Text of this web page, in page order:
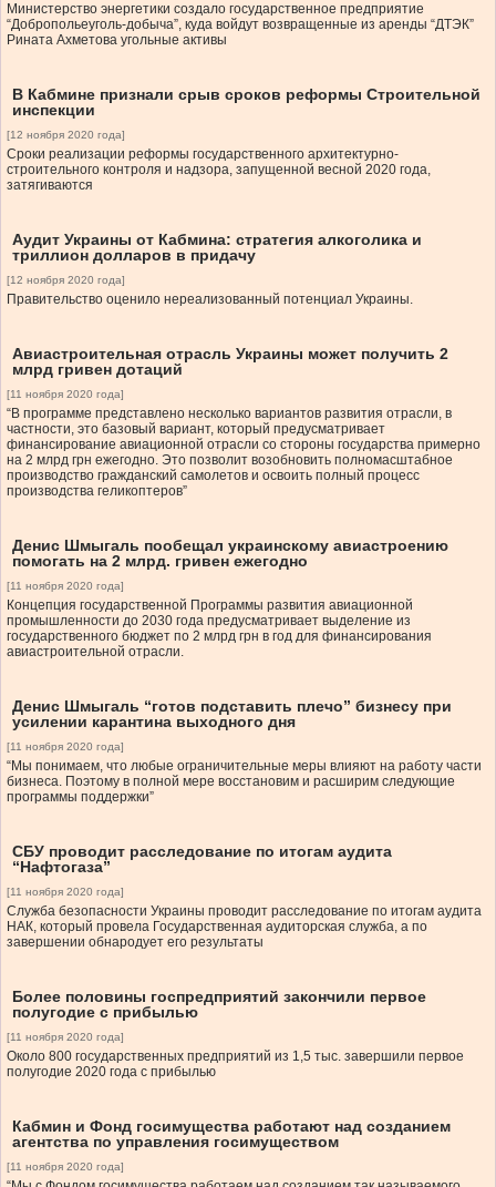
Министерство энергетики создало государственное предприятие
“Добропольеуголь-добыча”, куда войдут возвращенные из аренды “ДТЭК”
Рината Ахметова угольные активы
В Кабмине признали срыв сроков реформы Строительной
инспекции
[12 ноября 2020 года]
Сроки реализации реформы государственного архитектурно-
строительного контроля и надзора, запущенной весной 2020 года,
затягиваются
Аудит Украины от Кабмина: стратегия алкоголика и
триллион долларов в придачу
[12 ноября 2020 года]
Правительство оценило нереализованный потенциал Украины.
Авиастроительная отрасль Украины может получить 2
млрд гривен дотаций
[11 ноября 2020 года]
“В программе представлено несколько вариантов развития отрасли, в
частности, это базовый вариант, который предусматривает
финансирование авиационной отрасли со стороны государства примерно
на 2 млрд грн ежегодно. Это позволит возобновить полномасштабное
производство гражданский самолетов и освоить полный процесс
производства геликоптеров”
Денис Шмыгаль пообещал украинскому авиастроению
помогать на 2 млрд. гривен ежегодно
[11 ноября 2020 года]
Концепция государственной Программы развития авиационной
промышленности до 2030 года предусматривает выделение из
государственного бюджет по 2 млрд грн в год для финансирования
авиастроительной отрасли.
Денис Шмыгаль “готов подставить плечо” бизнесу при
усилении карантина выходного дня
[11 ноября 2020 года]
“Мы понимаем, что любые ограничительные меры влияют на работу части
бизнеса. Поэтому в полной мере восстановим и расширим следующие
программы поддержки”
СБУ проводит расследование по итогам аудита
“Нафтогаза”
[11 ноября 2020 года]
Служба безопасности Украины проводит расследование по итогам аудита
НАК, который провела Государственная аудиторская служба, а по
завершении обнародует его результаты
Более половины госпредприятий закончили первое
полугодие с прибылью
[11 ноября 2020 года]
Около 800 государственных предприятий из 1,5 тыс. завершили первое
полугодие 2020 года с прибылью
Кабмин и Фонд госимущества работают над созданием
агентства по управления госимуществом
[11 ноября 2020 года]